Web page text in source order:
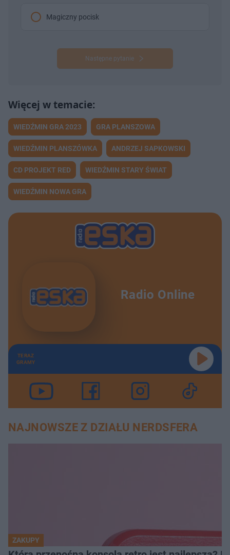
Magiczny pocisk
Następne pytanie
WIEDŹMIN GRA 2023 GRA PLANSZOWA
WIEDŹMIN PLANSZÓWKA ANDRZEJ SAPKOWSKI
CD PROJEKT RED WIEDŹMIN STARY ŚWIAT
WIEDŹMIN NOWA GRA
Radio Online
TERAZ
GRAMY
NAJNOWSZE Z DZIAŁU NERDSFERA
ZAKUPY